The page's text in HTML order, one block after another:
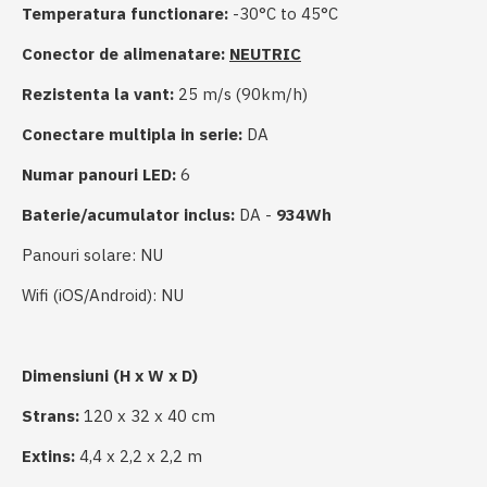
Temperatura functionare: -30°C to 45°C
Conector de alimenatare: NEUTRIC
Rezistenta la vant: 25 m/s (90km/h)
Conectare multipla in serie: DA
Numar panouri LED: 6
Baterie/acumulator inclus: DA - 934Wh
Panouri solare: NU
Wifi (iOS/Android): NU
Dimensiuni (H x W x D)
Strans: 120 x 32 x 40 cm
Extins: 4,4 x 2,2 x 2,2 m